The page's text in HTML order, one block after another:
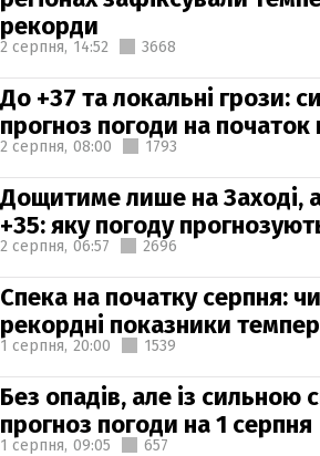
рекорди
2 серпня, 14:52 3668
До +37 та локальні грози:
прогноз погоди на
2 серпня, 08:00 1793
Дощитиме лише на Заході,
+35: яку погоду
2 серпня, 06:57 2696
Спека на початку серпня:
рекордні показники
1 серпня, 20:00 1539
Без опадів, але із сильною
прогноз погоди на 1 серпня
1 серпня, 09:05 657